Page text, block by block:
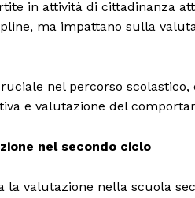
in attività di cittadinanza
ma impattano sulla
nel percorso
e valutazione del
nel secondo ciclo
la valutazione nella scuola